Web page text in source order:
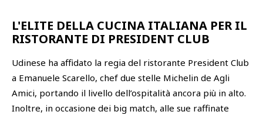
L'ELITE DELLA CUCINA ITALIANA PER IL
RISTORANTE DI PRESIDENT CLUB
Udinese ha affidato la regia del ristorante President Club
a Emanuele Scarello, chef due stelle Michelin de Agli
Amici, portando il livello dell’ospitalità ancora più in alto.
Inoltre, in occasione dei big match, alle sue raffinate